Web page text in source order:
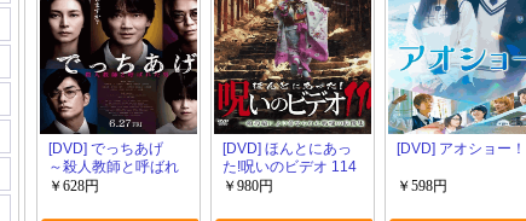
[DVD] でっちあげ
～殺人教師と呼ばれ
た男
￥628円
[DVD] ほんとにあっ
た!呪いのビデオ 114
￥980円
[DVD] アオショー！
￥598円